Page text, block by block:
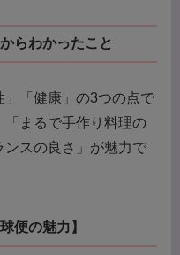
らわかったこと
「健康」の3つの点で
まるで手作り料理の
ンスの良さ」が魅力で
便の魅力】